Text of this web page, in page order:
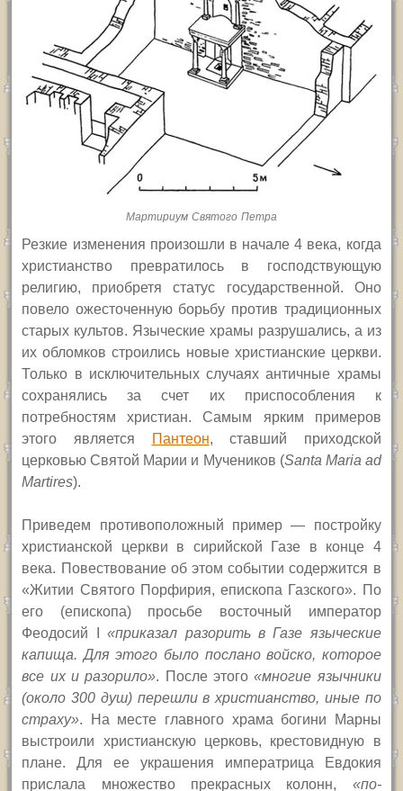
Мартириум Святого Петра
Резкие изменения произошли в начале 4 века, когда
христианство превратилось в господствующую
религию, приобретя статус государственной. Оно
повело ожесточенную борьбу против традиционных
старых культов. Языческие храмы разрушались, а из
их обломков строились новые христианские церкви.
Только в исключительных случаях античные храмы
сохранялись за счет их приспособления к
потребностям христиан. Самым ярким примеров
этого является
Пантеон, ставший приходской
церковью Святой Марии и Мучеников (Santa Maria ad
Martires).
Приведем противоположный пример — постройку
христианской церкви в сирийской Газе в конце 4
века. Повествование об этом событии содержится в
«Житии Святого Порфирия, епископа Газского». По
его (епископа) просьбе восточный император
Феодосий
I«приказал разорить в Газе языческие
капища.Для этого было послано войско, которое
все их и разорило». После этого«многие язычники
(около 300 душ) перешли в христианство, иные по
страху». На месте главного храма богини Марны
выстроили христианскую церковь, крестовидную в
плане. Для ее украшения императрица Евдокия
прислала множество прекрасных колонн, «по-